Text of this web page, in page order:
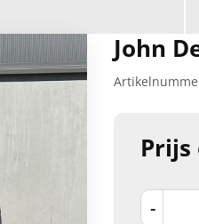
John
Prijs
-